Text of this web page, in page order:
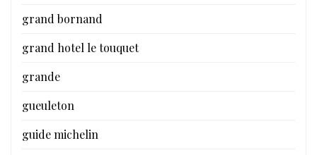
grand bornand
grand hotel le touquet
grande
gueuleton
guide michelin